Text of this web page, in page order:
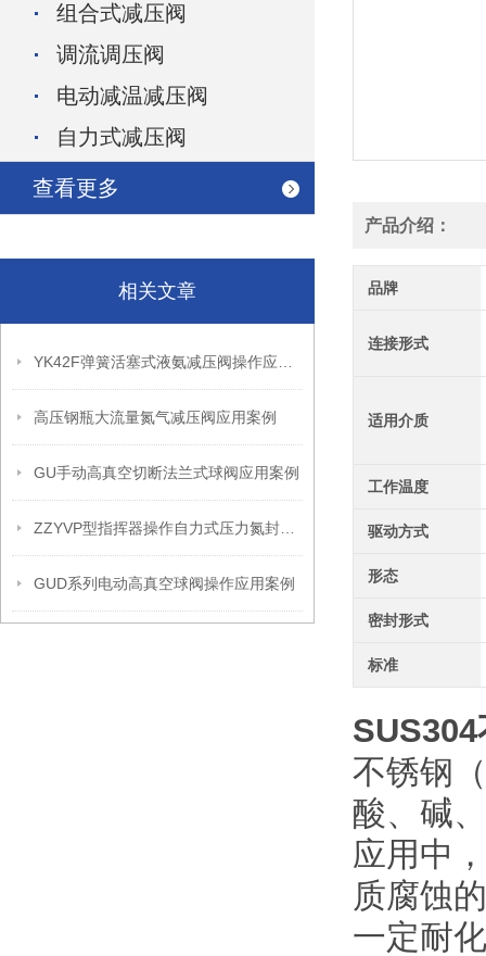
组合式减压阀
调流调压阀
电动减温减压阀
自力式减压阀
查看更多
相关文章
高压钢瓶大流量氮气减压阀应用案例
GU手动高真空切断法兰式球阀应用案例
GUD系列电动高真空球阀操作应用案例
产品介绍：
品牌
连接形式
适用介质
工作温度
驱动方式
形态
密封形式
标准
SUS304
不锈钢
酸、碱
应用中
质腐蚀
一定耐